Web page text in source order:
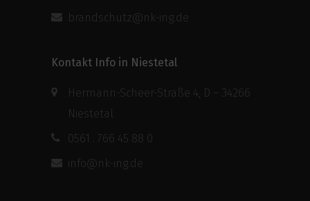
brandschutz@nk-ing.de
Kontakt Info in Niestetal
Hermann-Scheer-Straße 4, D – 34266
Niestetal
0561 . 766 45 88 0
info@nk-ing.de